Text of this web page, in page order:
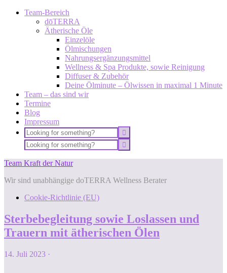
Team-Bereich
dōTERRA
Ätherische Öle
Einzelöle
Ölmischungen
Nahrungsergänzungsmittel
Wellness & Spa Produkte, sowie Reinigung
Diffuser & Zubehör
Deine Ölminute – Ölwissen in maximal 1 Minute
Team – das sind wir
Termine
Blog
Impressum
Team Kraft der Natur
Wir sind unabhängige doTERRA Wellness Berater
Cookie-Richtlinie (EU)
Sterbebegleitung sowie Loslassen und
Trauern mit ätherischen Ölen
14. Juli 2023 ·